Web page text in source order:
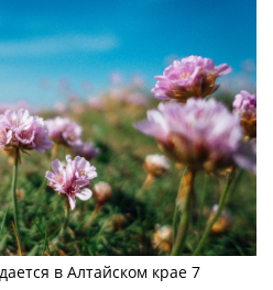
в Алтайском крае 7